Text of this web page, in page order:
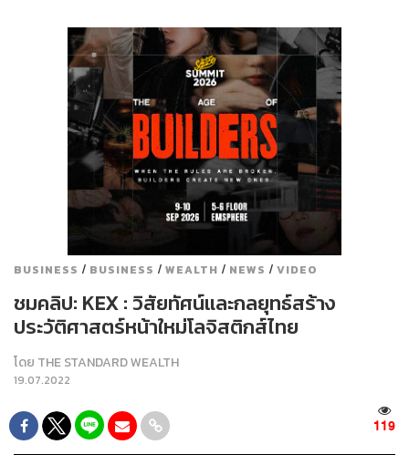
BUSINESS / BUSINESS / WEALTH / NEWS / VIDEO
ชมคลิป: KEX : วิสัยทัศน์และกลยุทธ์สร้าง
ประวัติศาสตร์หน้าใหม่โลจิสติกส์ไทย
โดย THE STANDARD WEALTH
19.07.2022
119